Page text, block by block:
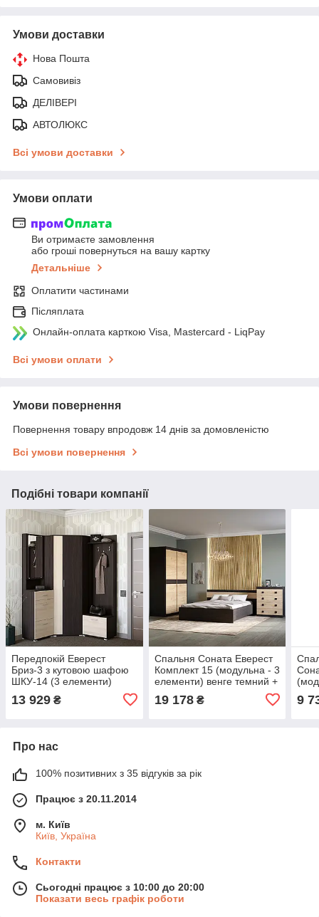
Умови доставки
Нова Пошта
Самовивіз
ДЕЛІВЕРІ
АВТОЛЮКС
Всі умови доставки
Умови оплати
Ви отримаєте замовлення
або гроші повернуться на вашу картку
Детальніше
Оплатити частинами
Післяплата
Онлайн-оплата карткою Visa, Mastercard - LiqPay
Всі умови оплати
Умови повернення
Повернення товару впродовж 14 днів за домовленістю
Всі умови повернення
Подібні товари компанії
Передпокій Еверест
Бриз-3 з кутовою шафою
ШКУ-14 (3 елементи)
(DTM-2656)
13 929 ₴
Спальня Соната Еверест
Комплект 15 (модульна - 3
елементи) венге темний +
дуб крафт золотий (DTM-
2621)
19 178₴ 9
Про нас
100% позитивних з 35 відгуків за рік
Працює з 20.11.2014
м. Київ
Київ, Україна
Контакти
Сьогодні працює з 10:00 до 20:00
Показати весь графік роботи